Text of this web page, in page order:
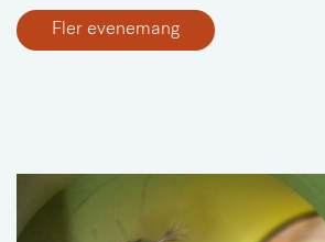
Fler evenemang